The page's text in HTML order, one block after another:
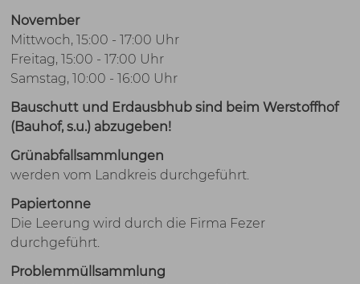
November
Mittwoch, 15:00 - 17:00 Uhr
Freitag, 15:00 - 17:00 Uhr
Samstag, 10:00 - 16:00 Uhr
Bauschutt und Erdausbhub sind beim Werstoffhof
(Bauhof, s.u.) abzugeben!
Grünabfallsammlungen
werden vom Landkreis durchgeführt.
Papiertonne
Die Leerung wird durch die Firma Fezer
durchgeführt.
Problemmüllsammlung